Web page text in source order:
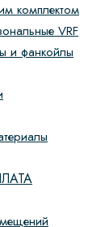
комплектом
VRF
и фанкойлы